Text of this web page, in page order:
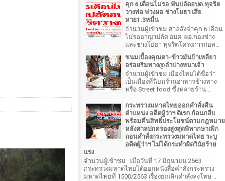
คุก 6 เดือนไม่รอ ฟันปลัดอบต.ทุจริต
วางท่อ พ่วงผอ.ช่างโยธา เสีย
หาย1.3หมื่น
จำนวนผู้เข้าชม ศาลสั่งจำคุก 6 เดือน
ไม่รออาญาปลัด อบต. ผอ.กองช่าง
และช่างโยธา ทุจริตโครงการก่อส...
ขนมเบื้องคุณตา-ข้าวมันป้าเหลียว
อร่อยริมทาง@ลำปางหนาเจ้า
จำนวนผู้เข้าชม เมืองไทยได้ชื่อว่า
เป็นเมืองที่นิยมร้านอาหารข้างทาง
หรือ Street food ซึ่งหลายร้าน...
กระทรวงมหาดไทยออกคำสั่งคืน
ตำแหน่ง อดีตผู้ว่าฯ ดิเรก ก้อนกลีบ
พร้อมคืนสิทธิ์ประโยชน์ตามกฎหมาย
หลังศาลปกครองสูงสุดพิพากษาเพิก
ถอนคำสั่งกระทรวงมหาดไทย ระบุ
อดีตผู้ว่าฯ ไม่ได้กระทำผิดวินัยร้าย
แรง
จำนวนผู้เข้าชม เมื่อวันที่ 17 มิถุนายน 2563
กระทรวงมหาดไทยได้ออกหนังสือคำสั่งกระทรวง
มหาดไทยที่ 1500/2563 เรื่องยกเลิกคำสั่งลงโทษ ...